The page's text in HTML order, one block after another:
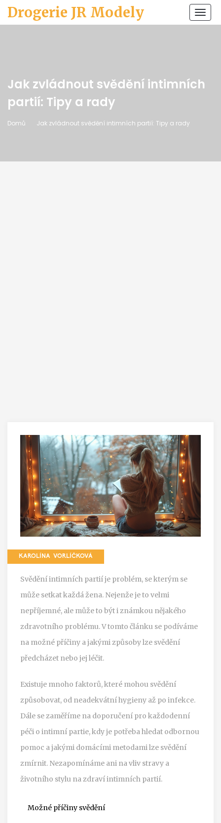
Drogerie JR Modely
Jak zvládnout svědění intimních
partií: Tipy a rady
Domů Jak zvládnout svědění intimních partií: Tipy a rady
KAROLÍNA VORLÍČKOVÁ
Svědění intimních partií je problém, se kterým se
může setkat každá žena. Nejenže je to velmi
nepříjemné, ale může to být i známkou nějakého
zdravotního problému. V tomto článku se podíváme
na možné příčiny a jakými způsoby lze svědění
předcházet nebo jej léčit.
Existuje mnoho faktorů, které mohou svědění
způsobovat, od neadekvátní hygieny až po infekce.
Dále se zaměříme na doporučení pro každodenní
péči o intimní partie, kdy je potřeba hledat odbornou
pomoc a jakými domácími metodami lze svědění
zmírnit. Nezapomínáme ani na vliv stravy a
životního stylu na zdraví intimních partií.
Možné příčiny svědění